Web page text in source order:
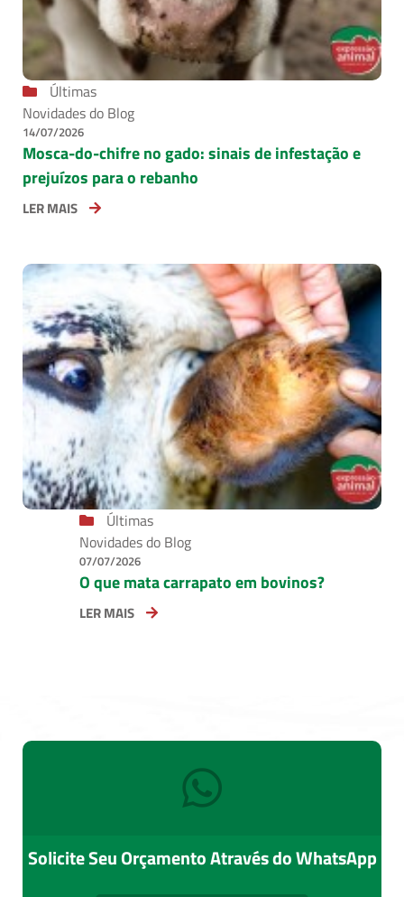
Últimas
Novidades do Blog
14/07/2026
Mosca-do-chifre no gado: sinais de infestação e
prejuízos para o rebanho
LER MAIS
Últimas
Novidades do Blog
07/07/2026
O que mata carrapato em bovinos?
LER MAIS
Solicite Seu Orçamento Através do WhatsApp